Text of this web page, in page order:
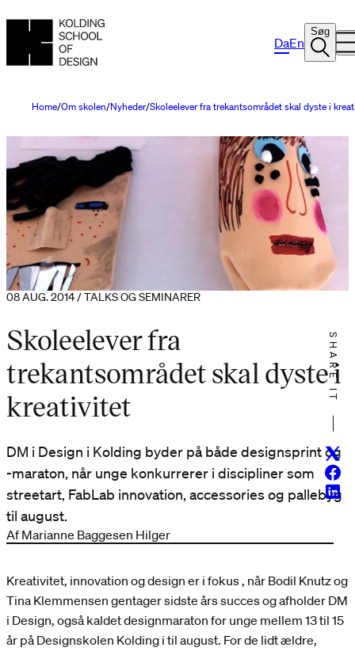
DaEn
Søg
Home Om skolen Nyheder Skoleelever fra trekantsområdet skal dyste i
08 AUG. 2014 / TALKS OG SEMINARER
Skoleelever fra
trekantsområdet skal dyste i
kreativitet
DM i Design i Kolding byder på både designsprint og
-maraton, når unge konkurrerer i discipliner som
streetart, FabLab innovation, accessories og pallebyg
til august.
Af Marianne Baggesen Hilger
SHARE IT
Kreativitet, innovation og design er i fokus , når Bodil Knutz og
Tina Klemmensen gentager sidste års succes og afholder DM
i Design, også kaldet designmaraton for unge mellem 13 til 15
år på Designskolen Kolding i til august. For de lidt ældre,